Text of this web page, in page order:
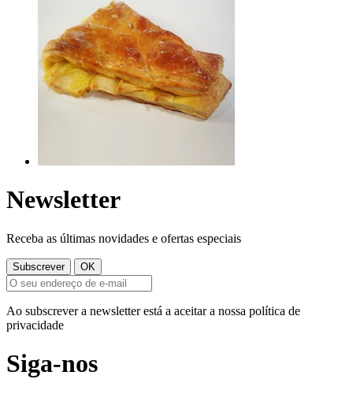
Newsletter
Receba as últimas novidades e ofertas especiais
Ao subscrever a newsletter está a aceitar a nossa política de
privacidade
Siga-nos